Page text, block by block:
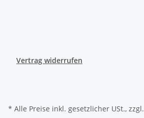
Vertrag widerrufen
* Alle Preise inkl. gesetzlicher USt., zzgl.